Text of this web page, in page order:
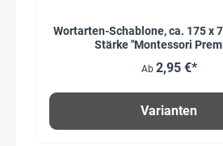
Wortarten-Schablone, ca. 175 x
Stärke "Montessori
Ab 2,95 €*
Varianten